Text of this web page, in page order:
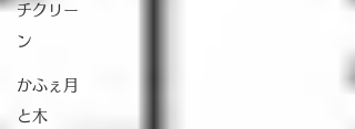
チクリー
ン
かふぇ月
と木